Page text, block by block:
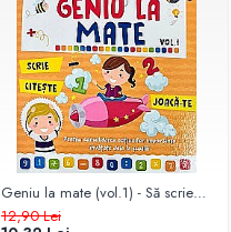
Geniu la mate (vol.1) - Să scriem
numerele
12,90 Lei